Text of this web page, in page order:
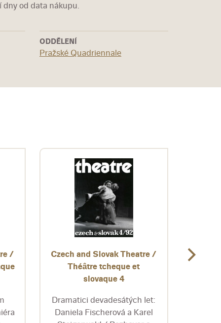
od data nákupu.
ODDĚLENÍ
Pražské Quadriennale
/
Czech and Slovak Theatre /
Théâtre tcheque et
slovaque 4
Dramatici devadesátých let:
Daniela Fischerová a Karel
Czech